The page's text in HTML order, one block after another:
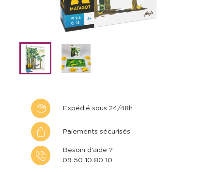
Expédié sous 24/48h
Paiements sécurisés
Besoin d'aide ?
09 50 10 80 10